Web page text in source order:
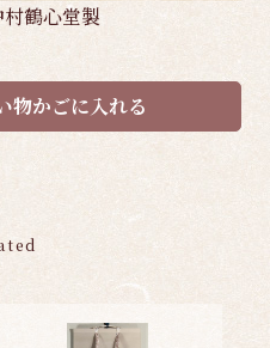
鶴心堂製
物かごに入れる